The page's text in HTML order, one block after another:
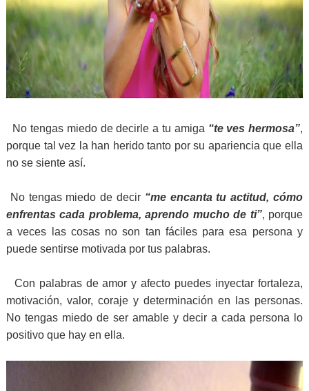
No tengas miedo de decirle a tu amiga “te ves hermosa”,
porque tal vez la han herido tanto por su apariencia que ella
no se siente así.
No tengas miedo de decir “me encanta tu actitud, cómo
enfrentas cada problema, aprendo mucho de ti”, porque
a veces las cosas no son tan fáciles para esa persona y
puede sentirse motivada por tus palabras.
Con palabras de amor y afecto puedes inyectar fortaleza,
motivación, valor, coraje y determinación en las personas.
No tengas miedo de ser amable y decir a cada persona lo
positivo que hay en ella.